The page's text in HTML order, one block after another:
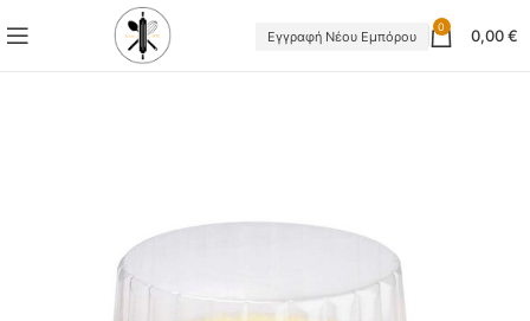
Εγγραφή Νέου Εμπόρου
0 0,00€